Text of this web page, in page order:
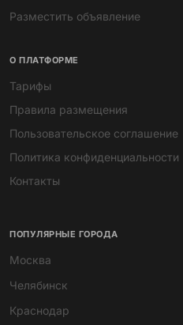
Разместить объявление
О ПЛАТФОРМЕ
Тарифы
Правила размещения
Пользовательское соглашение
Политика конфиденциальности
Контакты
ПОПУЛЯРНЫЕ ГОРОДА
Москва
Челябинск
Краснодар